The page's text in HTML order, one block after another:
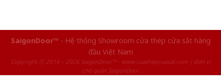
SaigonDoor™ - Hệ thống Showroom cửa thép cửa sắt hàng
đầu Việt Nam
Copyright ⓒ 2016 – 2026 SaigonDoor™ - www.cuathepcuasat.com | Đơn vị
chủ quản SaigonDoor